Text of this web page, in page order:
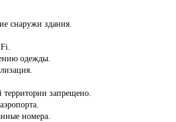
снаружи здания.
одежды.
территории запрещено.
номера.